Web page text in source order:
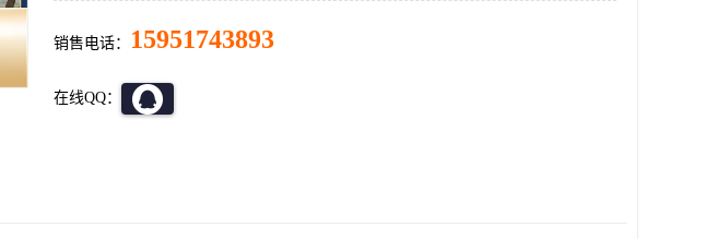
销售电话： 15951743893
在线QQ：